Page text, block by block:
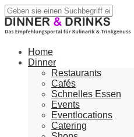
Home
Dinner
Restaurants
Cafés
Schnelles Essen
Events
Eventlocations
Catering